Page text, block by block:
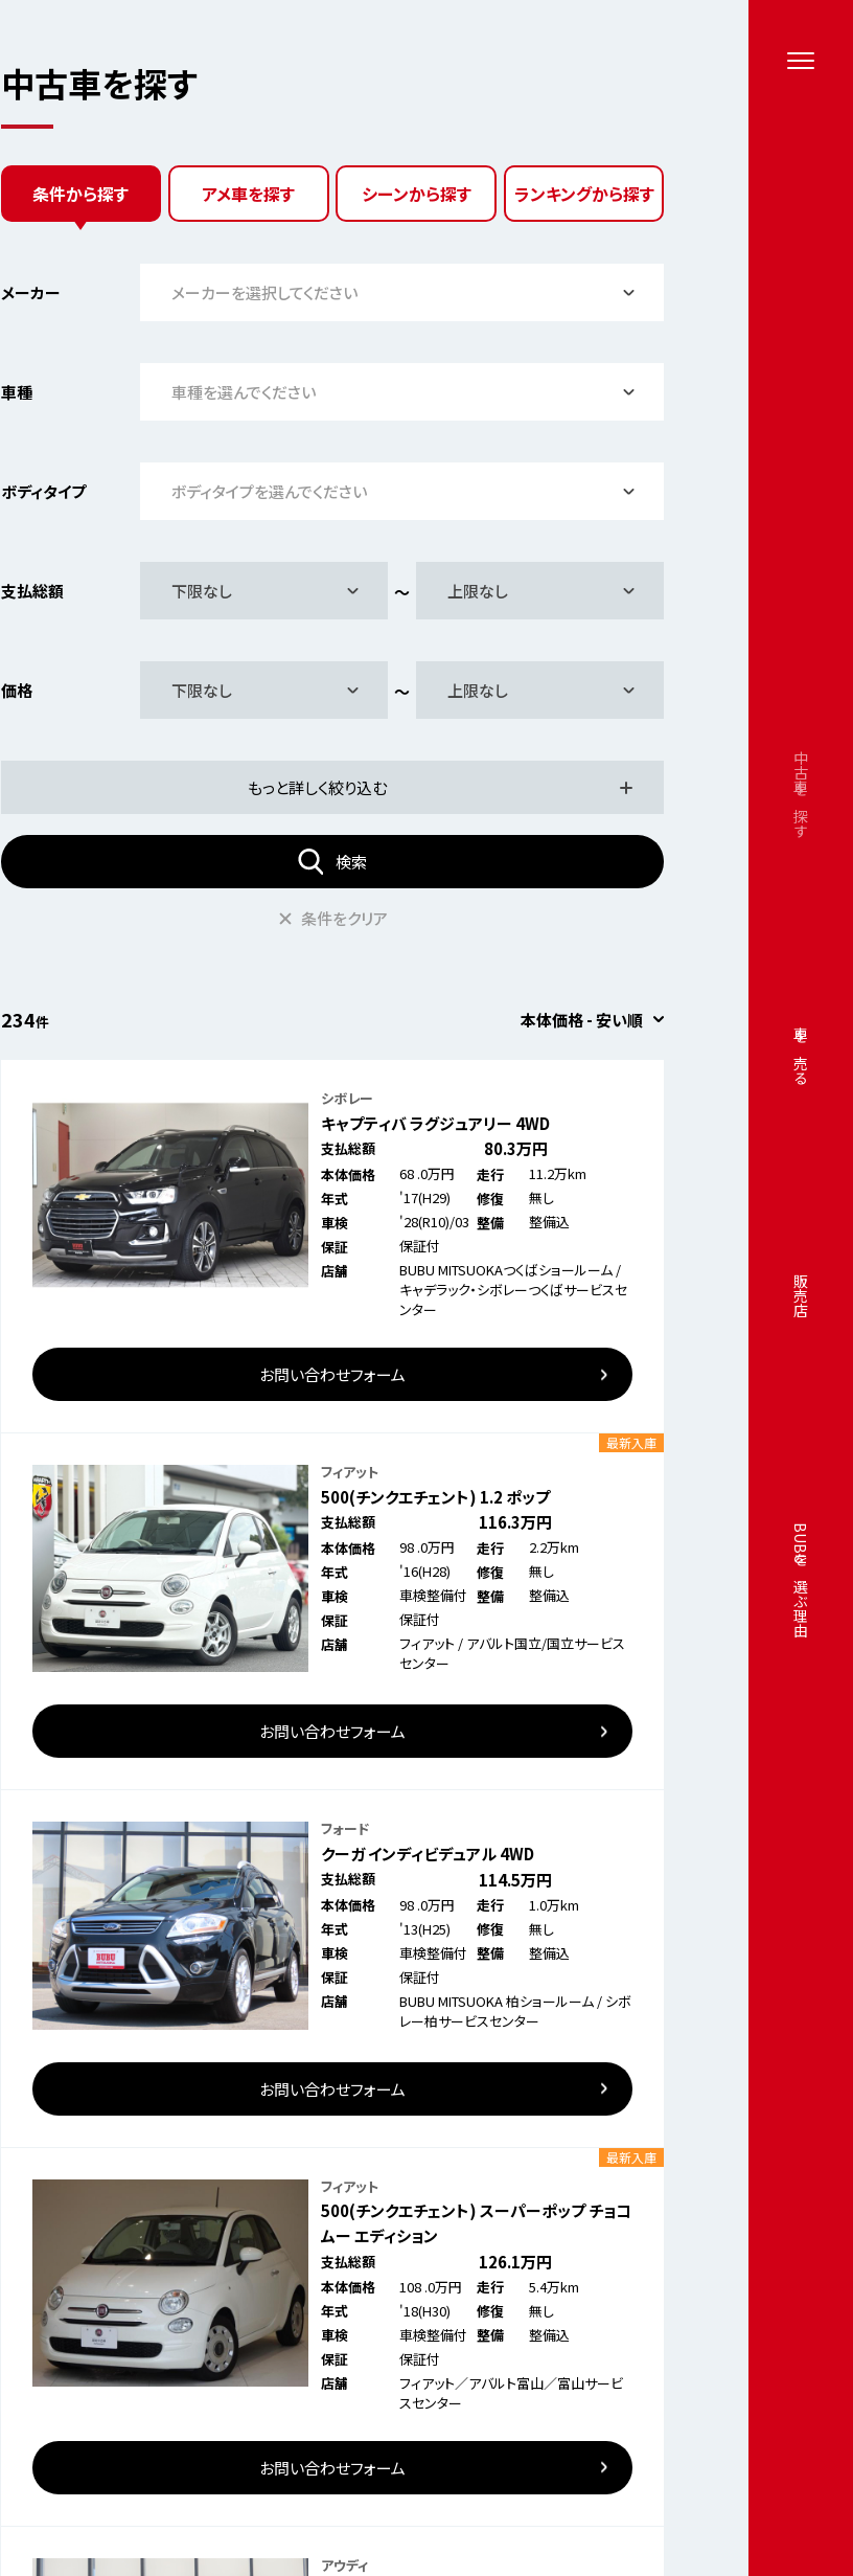
中古車を探す
車を売る
販売店
BUBUを選ぶ理由
中古車を探す
条件から探す アメ車を探す シーンから探す ランキングから探す
メーカー メーカーを選択してください
車種 車種を選んでください
ボディタイプ ボディタイプを選んでください
支払総額 下限なし 上限なし
価格 下限なし 上限なし
もっと詳しく絞り込む
検索
条件をクリア
234件 本体価格 - 安い順
シボレー
キャプティバ ラグジュアリー 4WD
支払総額 80.3万円
本体価格 68.0万円 走行
11.2万km
年式
'17(H29) 修復
無し
車検
'28(R10)/03 整備
整備込
保証
保証付
店舗
BUBU MITSUOKAつくばショールーム /
キャデラック・シボレーつくばサービスセ
ンター
お問い合わせフォーム
フィアット
500(チンクエチェント) 1.2 ポップ
支払総額 116.3万円
本体価格 98.0万円 走行
2.2万km
年式
'16(H28) 修復
無し
車検
車検整備付 整備
整備込
保証
保証付
店舗
フィアット / アバルト国立/国立サービス
センター
最新入庫
お問い合わせフォーム
フォード
クーガ インディビデュアル 4WD
支払総額 114.5万円
本体価格 98.0万円 走行
1.0万km
年式
'13(H25) 修復
無し
車検
車検整備付 整備
整備込
保証
保証付
店舗
BUBU MITSUOKA 柏ショールーム / シボ
レー柏サービスセンター
お問い合わせフォーム
フィアット
500(チンクエチェント) スーパーポップ チョコ
ムー エディション
支払総額 126.1万円
本体価格 108.0万円 走行
5.4万km
年式
'18(H30) 修復
無し
車検
車検整備付 整備
整備込
保証
保証付
店舗
フィアット／アバルト富山／富山サービ
スセンター
最新入庫
お問い合わせフォーム
アウディ